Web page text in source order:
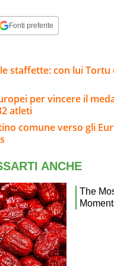
Fonti preferite
staffette: con lui
per vincere il
atleti
comune verso gli